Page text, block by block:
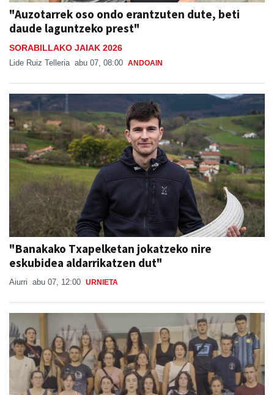
"Auzotarrek oso ondo erantzuten dute, beti
daude laguntzeko prest"
SORABILLAKO JAIAK 2026
Lide Ruiz Telleria abu 07, 08:00 ANDOAIN
"Banakako Txapelketan jokatzeko nire
eskubidea aldarrikatzen dut"
Aiurri abu 07, 12:00 URNIETA